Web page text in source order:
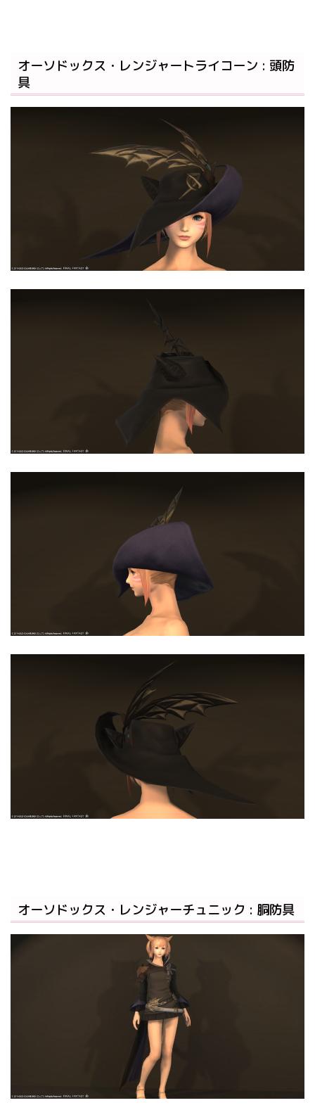
オーソドックス・レンジャートライコーン : 頭防
具
オーソドックス・レンジャーチュニック : 胴防具